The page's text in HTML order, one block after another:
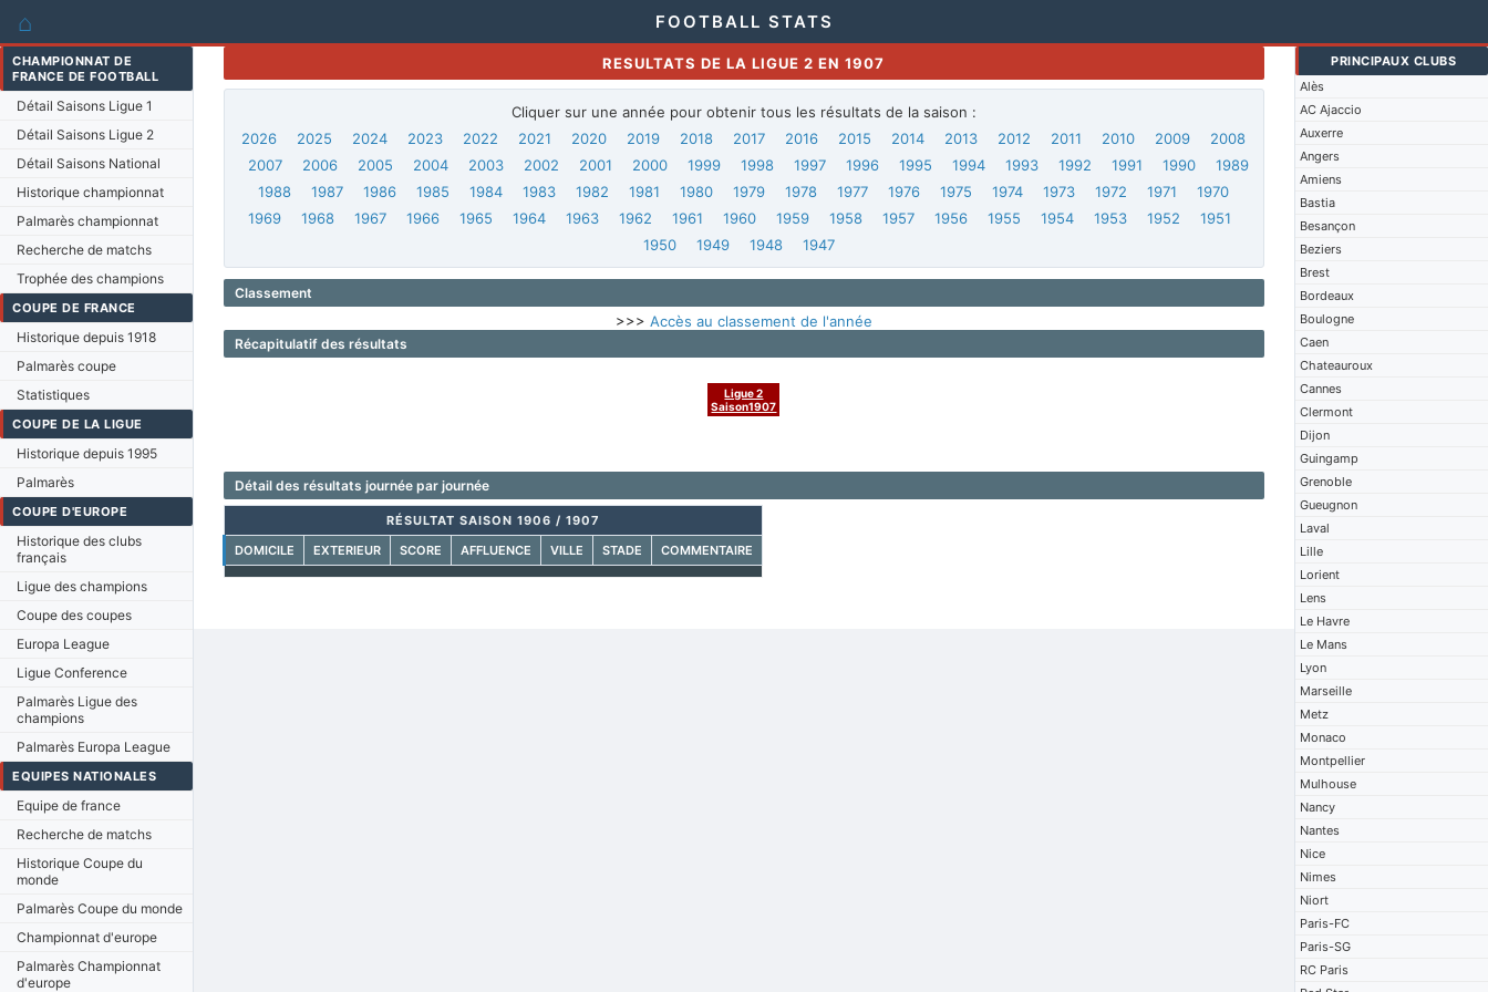
⌂ FOOTBALL STATS
CHAMPIONNAT DE
FRANCE DE FOOTBALL
Détail Saisons Ligue 1
Détail Saisons Ligue 2
Détail Saisons National
Historique championnat
Palmarès championnat
Recherche de matchs
Trophée des champions
COUPE DE FRANCE
Historique depuis 1918
Palmarès coupe
Statistiques
COUPE DE LA LIGUE
Historique depuis 1995
Palmarès
COUPE D'EUROPE
Historique des clubs
français
Ligue des champions
Coupe des coupes
Europa League
Ligue Conference
Palmarès Ligue des
champions
Palmarès Europa League
EQUIPES NATIONALES
Equipe de france
Recherche de matchs
Historique Coupe du
monde
Palmarès Coupe du monde
Championnat d'europe
Palmarès Championnat
d'europe
PRINCIPAUX CLUBS
Alès
AC Ajaccio
Auxerre
Angers
Amiens
Bastia
Besançon
Beziers
Brest
Bordeaux
Boulogne
Caen
Chateauroux
Cannes
Clermont
Dijon
Guingamp
Grenoble
Gueugnon
Laval
Lille
Lorient
Lens
Le Havre
Le Mans
Lyon
Marseille
Metz
Monaco
Montpellier
Mulhouse
Nancy
Nantes
Nice
Nimes
Niort
Paris-FC
Paris-SG
RC Paris
RESULTATS DE LA LIGUE 2 EN 1907
Cliquer sur une année pour obtenir tous les résultats de la saison :
2026
2025 2024 2023 2022 2021 2020 2019 2018 2017 2016 2015 2014 2013 2012 2011 2010 2009
2008
2007
2006 2005 2004 2003 2002 2001 2000 1999 1998 1997 1996 1995 1994 1993 1992 1991 1990
1989
1988
1987 1986 1985 1984 1983 1982 1981 1980 1979 1978 1977 1976 1975 1974 1973 1972 1971
1970
1969
1968 1967 1966 1965 1964 1963 1962 1961 1960 1959 1958 1957 1956 1955 1954 1953 1952
1951
1950
1949 1948 1947
Classement
>>> Accès au classement de l'année
Récapitulatif des résultats
Ligue 2
Saison1907
Détail des résultats journée par journée
RÉSULTAT SAISON 1906 / 1907
DOMICILE
EXTERIEUR SCORE AFFLUENCE VILLE STADE COMMENTAIRE